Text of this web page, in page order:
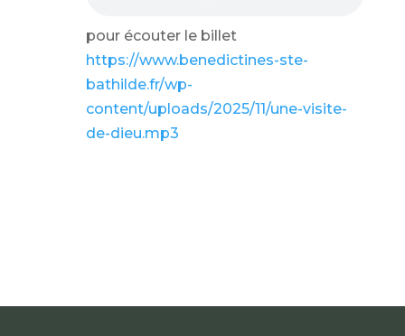
pour écouter le billet
https://www.benedictines-ste-
bathilde.fr/wp-
content/uploads/2025/11/une-visite-
de-dieu.mp3